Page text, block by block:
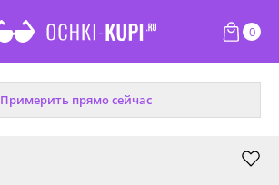
0
Примерить прямо сейчас